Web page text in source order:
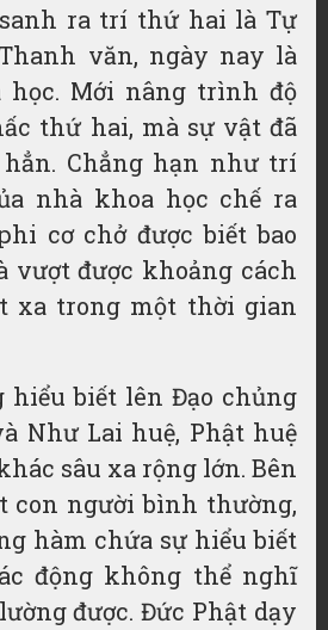
ra trí thứ hai là Tự
văn, ngày nay là
học. Mới nâng trình độ
thứ hai, mà sự vật đã
Chẳng hạn như trí
nhà khoa học chế ra
cơ chở được biết bao
vượt được khoảng cách
xa trong một thời gian
hiểu biết lên Đạo chủng
Như Lai huệ, Phật huệ
sâu xa rộng lớn. Bên
con người bình thường,
hàm chứa sự hiểu biết
động không thể nghĩ
được. Đức Phật dạy